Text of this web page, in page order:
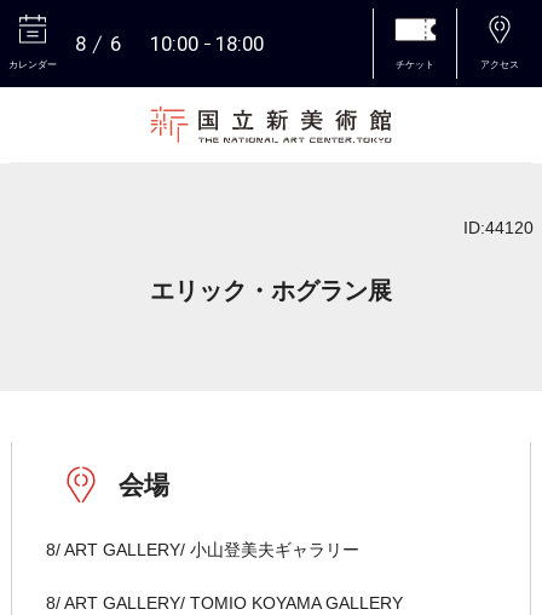
カレンダー
8 6 10:00 18:00
チケット アクセス
ID:44120
エリック・ホグラン展
会場
8/ ART GALLERY/ 小山登美夫ギャラリー
8/ ART GALLERY/ TOMIO KOYAMA GALLERY